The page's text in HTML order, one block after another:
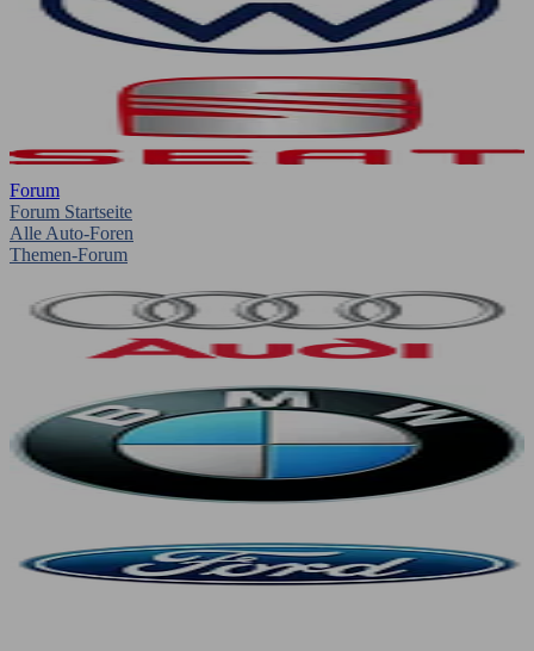
Forum
Forum Startseite
Alle Auto-Foren
Themen-Forum